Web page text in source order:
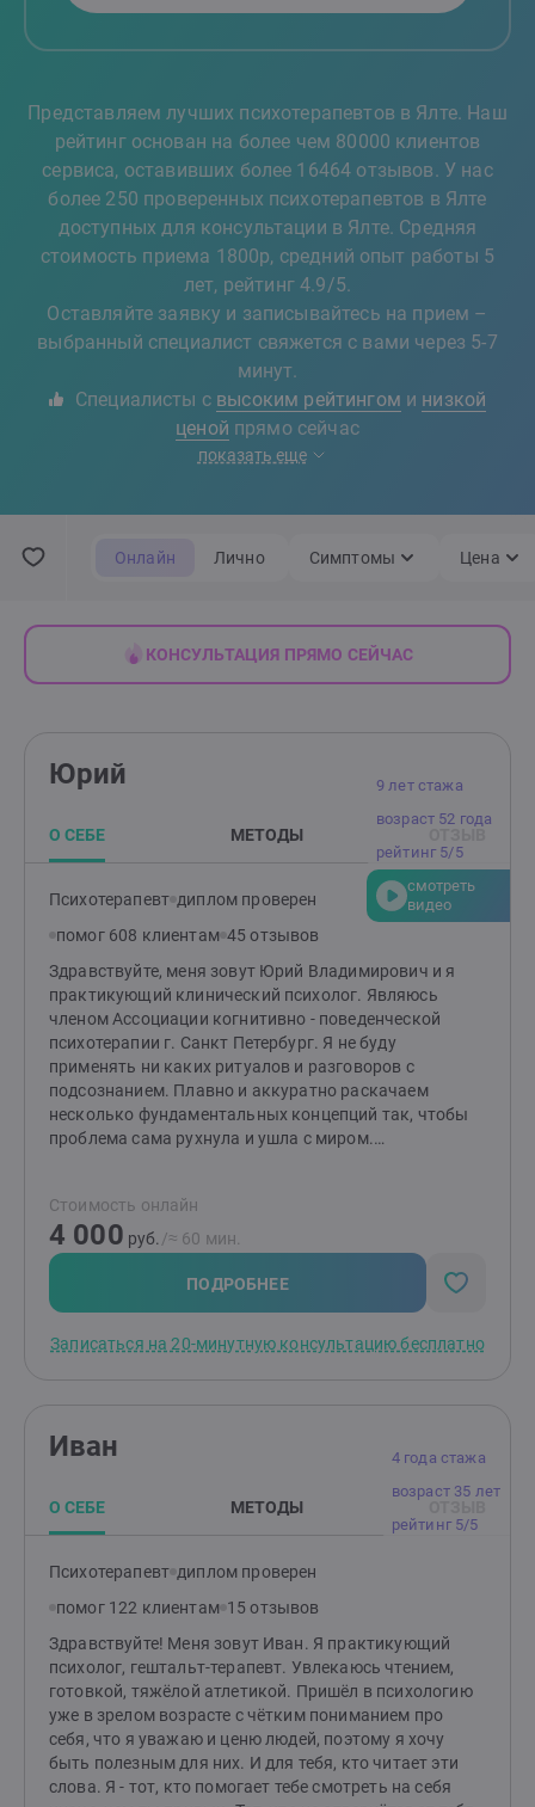
Представляем лучших психотерапевтов в Ялте. Наш
рейтинг основан на более чем 80000 клиентов
сервиса, оставивших более 16464 отзывов. У нас
более 250 проверенных психотерапевтов в Ялте
доступных для консультации в Ялте. Средняя
стоимость приема 1800р, средний опыт работы 5
лет, рейтинг 4.9/5.
Оставляйте заявку и записывайтесь на прием –
выбранный специалист свяжется с вами через 5-7
минут.
Специалисты с высоким рейтингом и низкой
ценой прямо сейчас
показать еще
Онлайн Лично Симптомы Цена
КОНСУЛЬТАЦИЯ ПРЯМО СЕЙЧАС
9 лет стажа
возраст 52 года
рейтинг 5/5
смотреть
видео
Юрий
О СЕБЕ МЕТОДЫ
Психотерапевт диплом проверен
помог 608 клиентам 45 отзывов
Здравствуйте, меня зовут Юрий Владимирович и я
практикующий клинический психолог. Являюсь
членом Ассоциации когнитивно - поведенческой
психотерапии г. Санкт Петербург. Я не буду
применять ни каких ритуалов и разговоров с
подсознанием. Плавно и аккуратно раскачаем
несколько фундаментальных концепций так, чтобы
проблема сама рухнула и ушла с миром.
Нежелательное эмоциональное состояние (чувство
вины, гнева, обиды и др.)• Проблемы в общении с
людьми• Семейные конфликты• Проблемы на работе•
Вредные привычки и зависимости (алкоголь,
наркотики, игра, РПП)• Любовная зависимость•
Выбор и достижение цели
Стоимость онлайн
4 000 руб. /≈ 60 мин.
ПОДРОБНЕЕ
Записаться на 20-минутную консультацию бесплатно
4 года стажа
возраст 35 лет
рейтинг 5/5
Иван
О СЕБЕ МЕТОДЫ
Психотерапевт диплом проверен
помог 122 клиентам 15 отзывов
Здравствуйте! Меня зовут Иван. Я практикующий
психолог, гештальт-терапевт. Увлекаюсь чтением,
готовкой, тяжёлой атлетикой. Пришёл в психологию
уже в зрелом возрасте с чётким пониманием про
себя, что я уважаю и ценю людей, поэтому я хочу
быть полезным для них. И для тебя, кто читает эти
слова. Я - тот, кто помогает тебе смотреть на себя